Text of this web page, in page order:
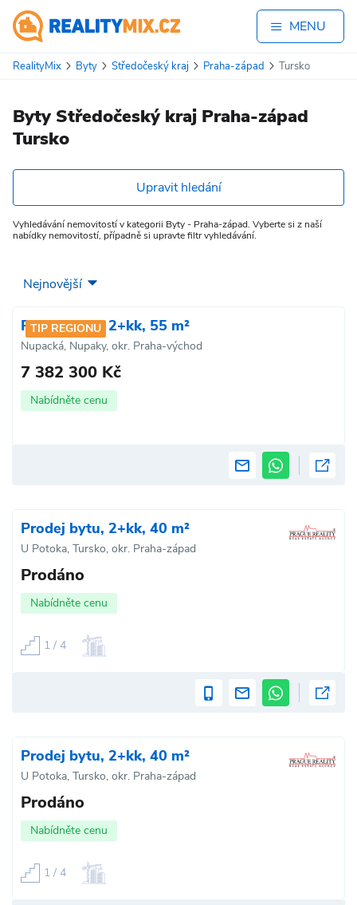
MENU
RealityMix Byty Středočeský kraj Praha-západ Tursko
Byty Středočeský kraj Praha-západ
Tursko
Upravit hledání
Vyhledávání nemovitostí v kategorii Byty - Praha-západ. Vyberte si z naší
nabídky nemovitostí, případně si upravte filtr vyhledávání.
TIP REGIONU
Prodej bytu, 2+kk, 55 m²
Nupacká, Nupaky, okr. Praha-východ
7 382 300 Kč
Nabídněte cenu
Prodej bytu, 2+kk, 40 m²
U Potoka, Tursko, okr. Praha-západ
Prodáno
Nabídněte cenu
1 / 4
Prodej bytu, 2+kk, 40 m²
U Potoka, Tursko, okr. Praha-západ
Prodáno
Nabídněte cenu
1 / 4